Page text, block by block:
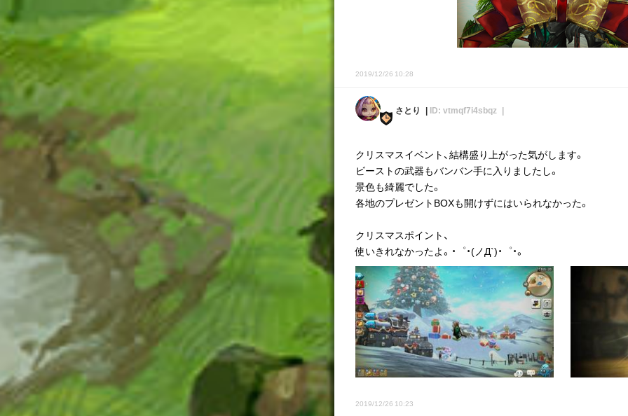
2019/12/26 10:28
さとり ID: vtmqf7i4sbqz
クリスマスイベント、結構盛り上がった気がします。
ビーストの武器もバンバン手に入りましたし。
景色も綺麗でした。
各地のプレゼントBOXも開けずにはいられなかった。
クリスマスポイント、
使いきれなかったよ。・゜・(ノД`)・゜・。
2019/12/26 10:23